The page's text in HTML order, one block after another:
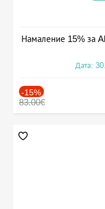
Намаление 15% за
Дата:
-15%
83.00€